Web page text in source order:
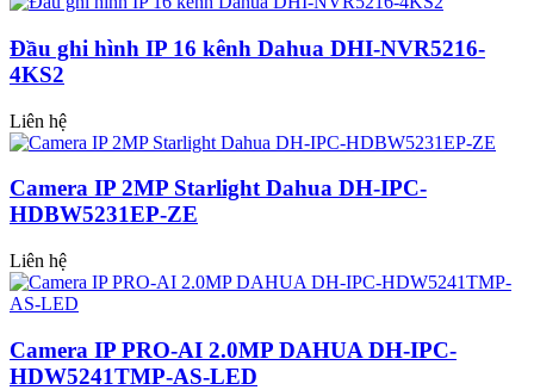
Đầu ghi hình IP 16 kênh Dahua DHI-NVR5216-
4KS2
Liên hệ
Camera IP 2MP Starlight Dahua DH-IPC-
HDBW5231EP-ZE
Liên hệ
Camera IP PRO-AI 2.0MP DAHUA DH-IPC-
HDW5241TMP-AS-LED